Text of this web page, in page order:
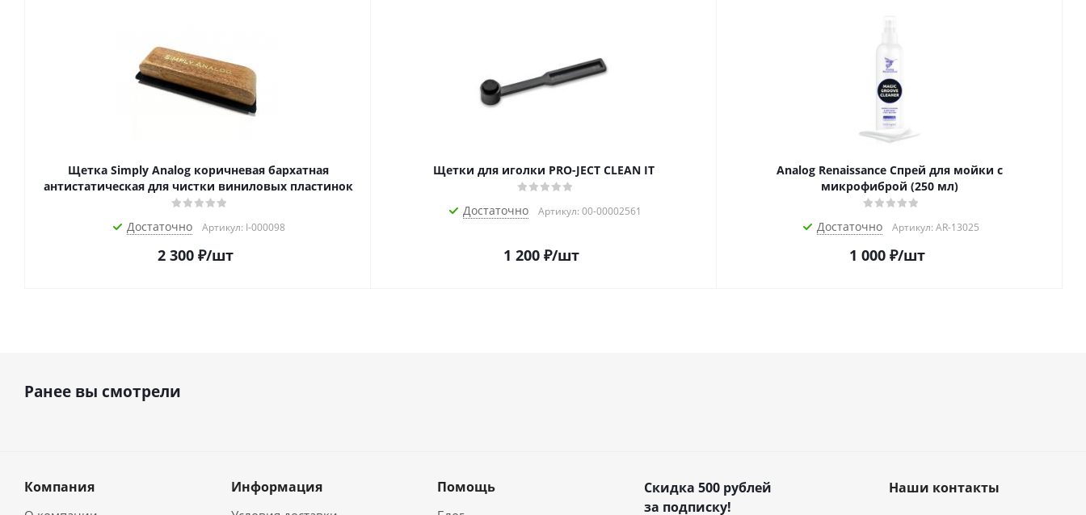
Щетка Simply Analog коричневая бархатная
антистатическая для чистки виниловых пластинок
Достаточно Артикул: I-000098
2 300₽/шт
Щетки для иголки PRO-JECT CLEAN IT
Достаточно Артикул: 00-00002561
1 200₽/шт
Analog Renaissance Спрей для мойки с
микрофиброй (250 мл)
Достаточно Артикул: AR-13025
1 000₽/шт
Ранее вы смотрели
Компания Информация Помощь
Скидка 500 рублей
за подписку!
Наши контакты